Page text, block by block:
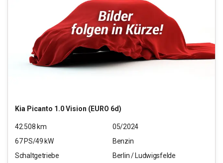
Kia Picanto 1.0 Vision (EURO 6d)
42.508 km
05/2024
67PS/49 kW
Benzin
Schaltgetriebe
Berlin / Ludwigsfelde